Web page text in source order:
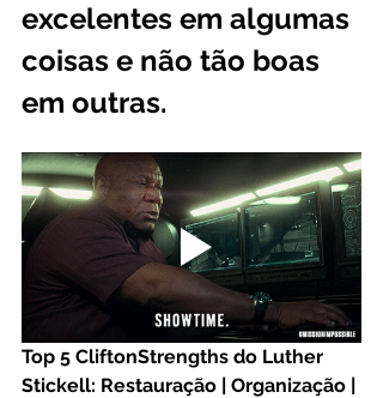
excelentes em algumas
coisas e não tão boas
em outras.
Top 5 CliftonStrengths do Luther
Stickell: Restauração | Organização |